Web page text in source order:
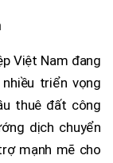
Việt Nam đang
triển vọng
thuê đất công
dịch chuyển
mạnh mẽ cho